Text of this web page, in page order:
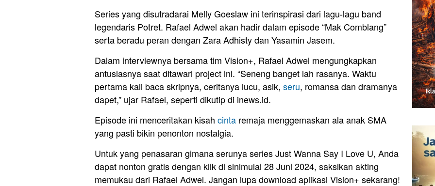
Series yang disutradarai Melly Goeslaw ini terinspirasi dari lagu-lagu band
legendaris Potret. Rafael Adwel akan hadir dalam episode “Mak Comblang”
serta beradu peran dengan Zara Adhisty dan Yasamin Jasem.
Dalam interviewnya bersama tim Vision+, Rafael Adwel mengungkapkan
antusiasnya saat ditawari project ini. “Seneng banget lah rasanya. Waktu
pertama kali baca skripnya, ceritanya lucu, asik, seru, romansa dan dramanya
dapet,” ujar Rafael, seperti dikutip di inews.id.
Episode ini menceritakan kisah cinta remaja menggemaskan ala anak SMA
yang pasti bikin penonton nostalgia.
Untuk yang penasaran gimana serunya series Just Wanna Say I Love U, Anda
dapat nonton gratis dengan klik di sinimulai 28 Juni 2024, saksikan akting
memukau dari Rafael Adwel. Jangan lupa download aplikasi Vision+ sekarang!